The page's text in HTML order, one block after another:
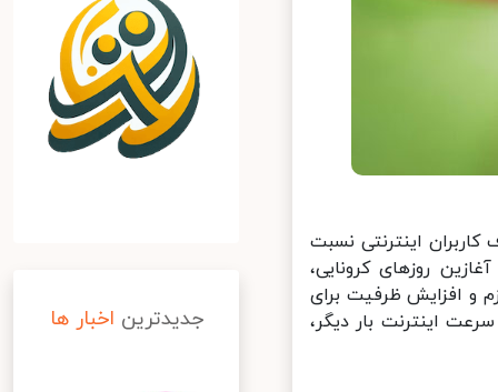
اینترنتی نسبت
روزهای کرونایی،
و افزایش ظرفیت برای
اینترنت بار دیگر،
جدیدترین اخبار ها